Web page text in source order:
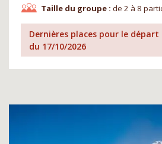
Taille du groupe : de 2 à 8
Dernières places pour le départ
du 17/10/2026